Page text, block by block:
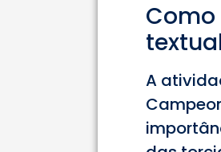
A